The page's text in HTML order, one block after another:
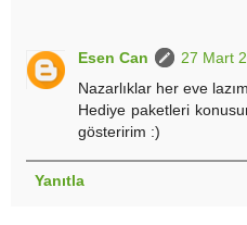
Esen Can
27 Mart
Nazarlıklar her eve
Hediye paketleri
gösteririm :)
Yanıtla